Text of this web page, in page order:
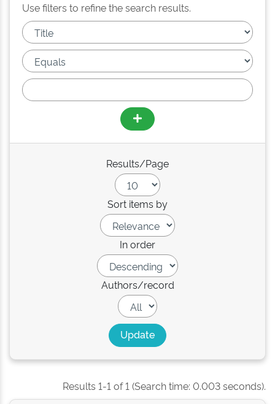
Use filters to refine the search results.
Results/Page
Sort items by
In order
Authors/record
Results 1-1 of 1 (Search time: 0.003 seconds).